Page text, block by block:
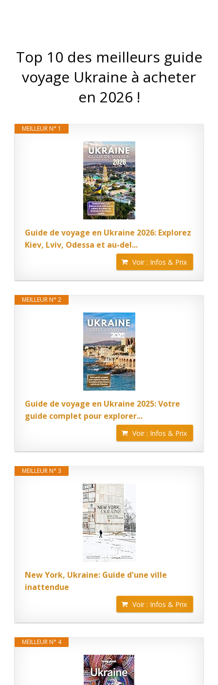
Top 10 des meilleurs guide
voyage Ukraine à acheter
en 2026 !
MEILLEUR N° 1
Guide de voyage en Ukraine 2026: Explorez
Kiev, Lviv, Odessa et au-del...
Voir : Infos & Prix
MEILLEUR N° 2
Guide de voyage en Ukraine 2025: Votre
guide complet pour explorer...
Voir : Infos & Prix
MEILLEUR N° 3
New York, Ukraine: Guide d'une ville
inattendue
Voir : Infos & Prix
MEILLEUR N° 4